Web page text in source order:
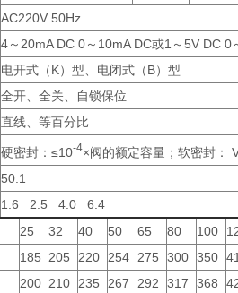
AC220V 50Hz
4～20mA DC 0～10mA DC或1～5V DC 0
电开式（K）型、电闭式（B）型
全开、全关、自锁保位
直线、等百分比
硬密封：≤10-4×阀的额定容量；软密封：
50:1
1.6 2.5 4.0 6.4
25 32 40 50 65 80 100
185 205 220 254 275 300 350
200 210 235 267 292 317 368